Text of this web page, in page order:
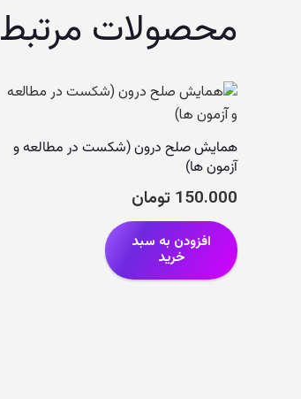
محصولات مرتبط
همایش صلح درون (شکست در مطالعه و
آزمون ها)
150.000 تومان
افزودن به سبد
خرید